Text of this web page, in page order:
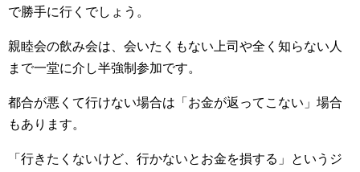
で勝手に行くでしょう。
親睦会の飲み会は、会いたくもない上司や全く知らない人
まで一堂に介し半強制参加です。
都合が悪くて行けない場合は「お金が返ってこない」場合
もあります。
「行きたくないけど、行かないとお金を損する」というジ